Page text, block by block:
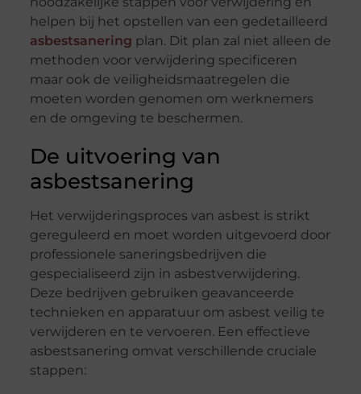
helpen bij het opstellen van een gedetailleerd
asbestsanering plan. Dit plan zal niet alleen de
methoden voor verwijdering specificeren
maar ook de veiligheidsmaatregelen die
moeten worden genomen om werknemers
en de omgeving te beschermen.
De uitvoering van
asbestsanering
Het verwijderingsproces van asbest is strikt
gereguleerd en moet worden uitgevoerd door
professionele saneringsbedrijven die
gespecialiseerd zijn in asbestverwijdering.
Deze bedrijven gebruiken geavanceerde
technieken en apparatuur om asbest veilig te
verwijderen en te vervoeren. Een effectieve
asbestsanering omvat verschillende cruciale
stappen: